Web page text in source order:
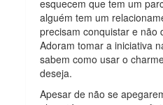
esquecem que tem um
alguém tem um
precisam conquistar e não
Adoram tomar a iniciativa
sabem como usar o
deseja.
Apesar de não se